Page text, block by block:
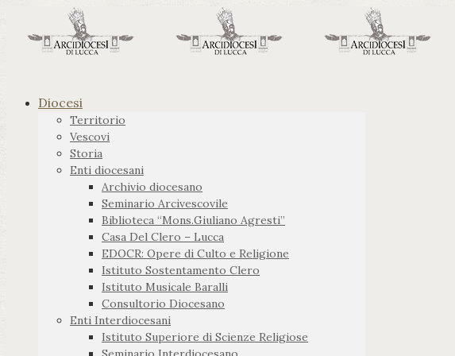
Diocesi
Territorio
Vescovi
Storia
Enti diocesani
Archivio diocesano
Seminario Arcivescovile
Biblioteca “Mons.Giuliano Agresti”
Casa Del Clero – Lucca
EDOCR: Opere di Culto e Religione
Istituto Sostentamento Clero
Istituto Musicale Baralli
Consultorio Diocesano
Enti Interdiocesani
Istituto Superiore di Scienze Religiose